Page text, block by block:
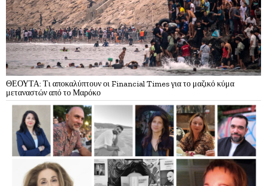
ΘΕΟΥΤΑ: Τι αποκαλύπτουν οι Financial Times για το μαζικό κύμα
μεταναστών από το Μαρόκο